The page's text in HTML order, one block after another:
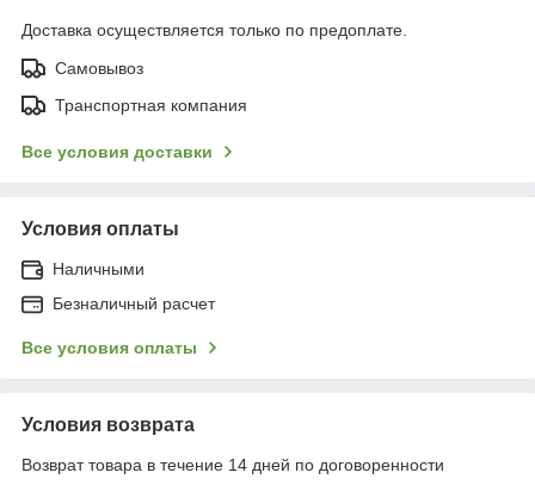
Доставка осуществляется только по предоплате.
Самовывоз
Транспортная компания
Все условия доставки
Условия оплаты
Наличными
Безналичный расчет
Все условия оплаты
Условия возврата
Возврат товара в течение 14 дней по договоренности